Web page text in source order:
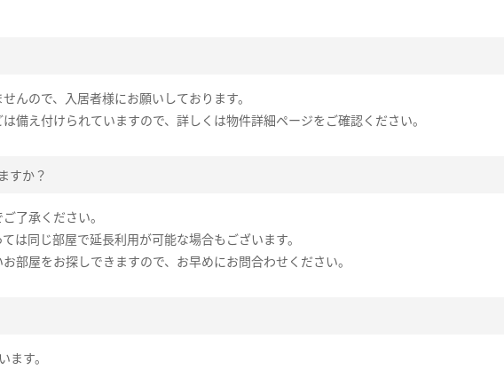
んので、入居者様にお願いしております。
備え付けられていますので、詳しくは物件詳細ページをご確認ください。
すか？
了承ください。
は同じ部屋で延長利用が可能な場合もございます。
部屋をお探しできますので、お早めにお問合わせください。
す。